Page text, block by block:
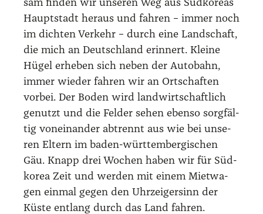
sam fin­den wir unse­ren Weg aus Süd­ko­re­as
Haupt­stadt her­aus und fah­ren – immer noch
im dich­ten Ver­kehr – durch eine Land­schaft,
die mich an Deutsch­land erin­nert. Klei­ne
Hügel erhe­ben sich neben der Auto­bahn,
immer wie­der fah­ren wir an Ort­schaf­ten
vor­bei. Der Boden wird land­wirt­schaft­lich
genutzt und die Fel­der sehen eben­so sorg­fäl­
tig von­ein­an­der abtrennt aus wie bei unse­
ren Eltern im baden-würt­tem­ber­gi­schen
Gäu. Knapp drei Wochen haben wir für Süd­
ko­rea Zeit und wer­den mit einem Miet­wa­
gen ein­mal gegen den Uhr­zei­ger­sinn der
Küs­te ent­lang durch das Land fah­ren.